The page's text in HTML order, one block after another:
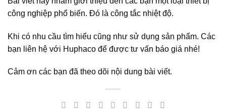
công nghiệp phổ biến. Đó là công tắc nhiệt độ.
Khi có nhu cầu tìm hiểu cũng như sử dụng sản phẩm. Các
bạn liên hệ với Huphaco để được tư vấn báo giá nhé!
Cảm ơn các bạn đã theo dõi nội dung bài viết.